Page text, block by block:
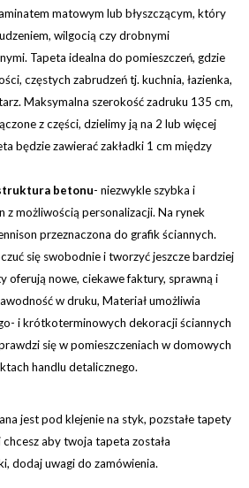
matowym lub błyszczącym, który
wilgocią czy drobnymi
Tapeta idealna do pomieszczeń, gdzie
częstych zabrudzeń tj. kuchnia, łazienka,
Maksymalna szerokość zadruku 135 cm,
z części, dzielimy ją na 2 lub więcej
będzie zawierać zakładki 1 cm między
betonu- niezwykle szybka i
z możliwością personalizacji. Na rynek
przeznaczona do grafik ściannych.
się swobodnie i tworzyć jeszcze bardziej
oferują nowe, ciekawe faktury, sprawną i
w druku, Materiał umożliwia
i krótkoterminowych dekoracji ściannych
się w pomieszczeniach w domowych
handlu detalicznego.
jest pod klejenie na styk, pozstałe tapety
chcesz aby twoja tapeta została
dodaj uwagi do zamówienia.